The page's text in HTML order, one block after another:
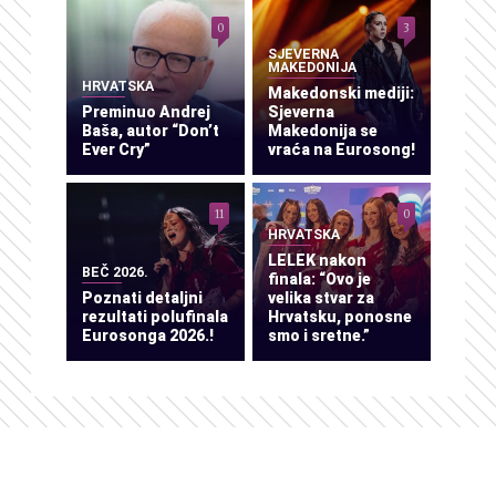
HRVATSKA
Preminuo Andrej
Baša, autor “Don’t
Ever Cry”
0
SJEVERNA
MAKEDONIJA
Makedonski mediji:
Sjeverna
Makedonija se
vraća na Eurosong!
3
BEČ 2026.
Poznati detaljni
rezultati polufinala
Eurosonga 2026.!
11
HRVATSKA
LELEK nakon
finala: “Ovo je
velika stvar za
Hrvatsku, ponosne
smo i sretne.”
0